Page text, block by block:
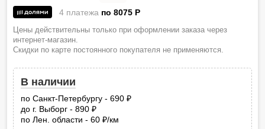
4 платежа по 8075 P
Цены действительны только при оформлении заказа через
интернет-магазин.
Скидки по карте постоянного покупателя не применяются.
В наличии
по Санкт-Петербургу - 690
до г. Выборг - 890
по Лен. области - 60
руб.
/км